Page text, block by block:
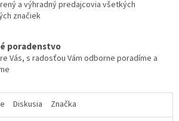
a výhradný predajcovia všetkých
značiek
poradenstvo
Vás, s radosťou Vám odborne poradíme a
Diskusia Značka